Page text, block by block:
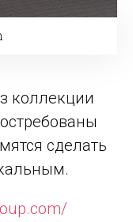
коллекции
сделать